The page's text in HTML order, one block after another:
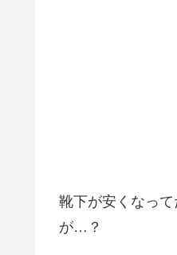
靴下が安くなっ
が…？